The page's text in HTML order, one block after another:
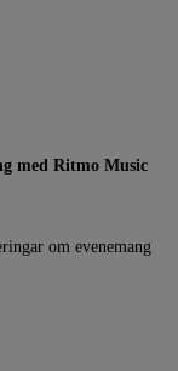
med Ritmo Music
om evenemang